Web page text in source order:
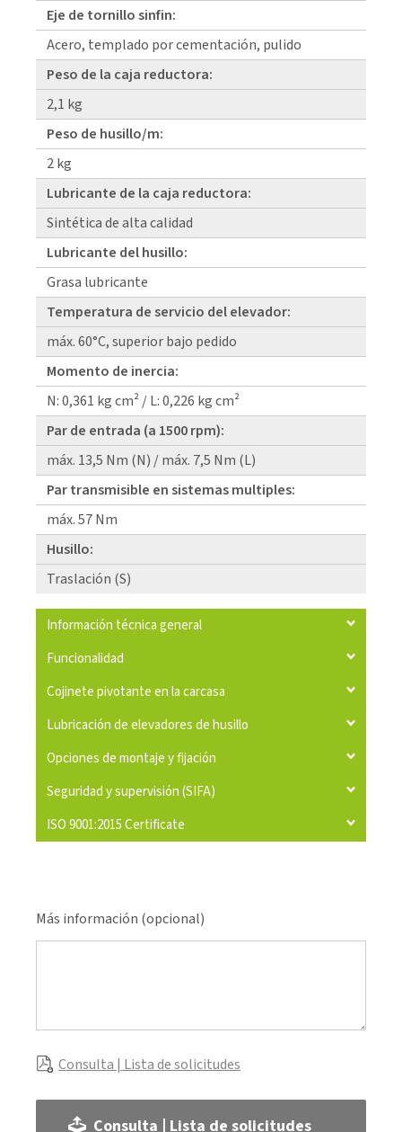
Eje de tornillo sinfin:
Acero, templado por cementación, pulido
Peso de la caja reductora:
2,1 kg
Peso de husillo/m:
2 kg
Lubricante de la caja reductora:
Sintética de alta calidad
Lubricante del husillo:
Grasa lubricante
Temperatura de servicio del elevador:
máx. 60°C, superior bajo pedido
Momento de inercia:
N: 0,361 kg cm² / L: 0,226 kg cm²
Par de entrada (a 1500 rpm):
máx. 13,5 Nm (N) / máx. 7,5 Nm (L)
Par transmisible en sistemas multiples:
máx. 57 Nm
Husillo:
Traslación (S)
Información técnica general
Funcionalidad
Cojinete pivotante en la carcasa
Lubricación de elevadores de husillo
Opciones de montaje y fijación
Seguridad y supervisión (SIFA)
ISO 9001:2015 Certificate
Más información (opcional)
Consulta | Lista de solicitudes
Consulta | Lista de solicitudes